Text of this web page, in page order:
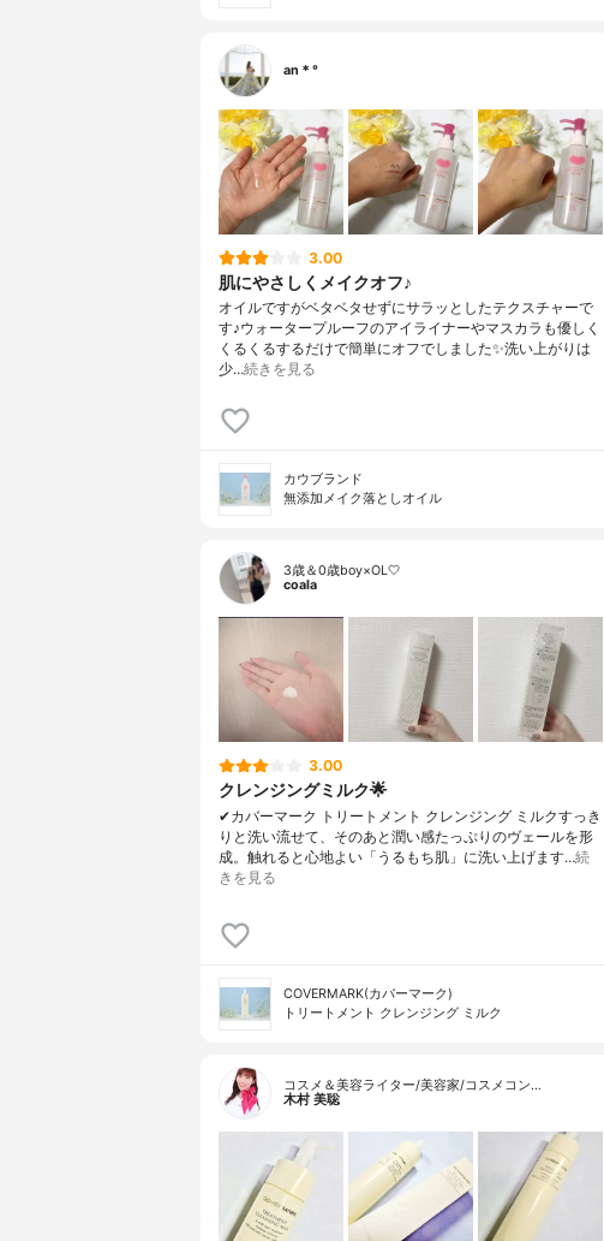
an＊°
3.00
肌にやさしくメイクオフ♪
オイルですがベタベタせずにサラッとしたテクスチャーで
す♪ウォータープルーフのアイライナーやマスカラも優しく
くるくるするだけで簡単にオフでしました✨洗い上がりは
少…続きを見る
カウブランド
無添加メイク落としオイル
3歳＆0歳boy×OL🤍
coala
3.00
クレンジングミルク🌟
✔︎カバーマーク トリートメント クレンジング ミルクすっき
りと洗い流せて、そのあと潤い感たっぷりのヴェールを形
成。触れると心地よい「うるもち肌」に洗い上げます…続
きを見る
COVERMARK(カバーマーク)
トリートメント クレンジング ミルク
コスメ＆美容ライター/美容家/コスメコン…
木村 美聡